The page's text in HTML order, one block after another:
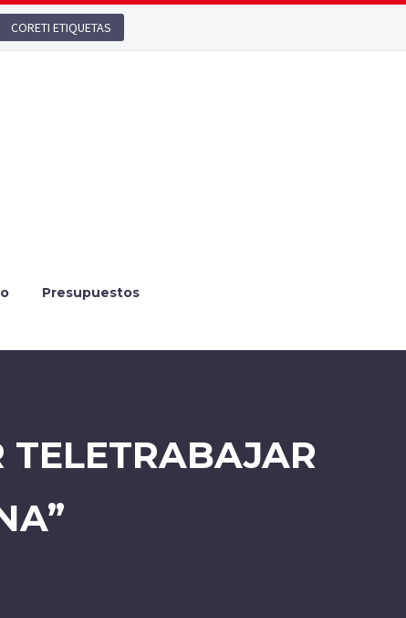
CORETI ETIQUETAS
Presupuestos